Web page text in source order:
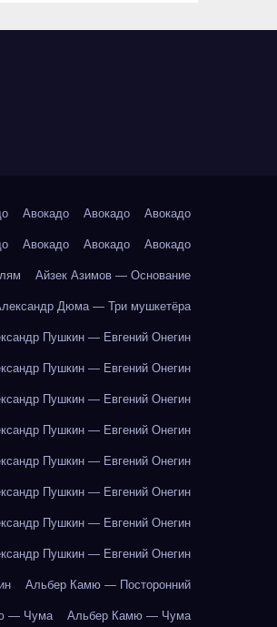
Авокадо Авокадо Авокадо
Авокадо Авокадо Авокадо
Айзек Азимов — Основание
Дюма — Три мушкетёра
Пушкин — Евгений Онегин
Пушкин — Евгений Онегин
Пушкин — Евгений Онегин
Пушкин — Евгений Онегин
Пушкин — Евгений Онегин
Пушкин — Евгений Онегин
Пушкин — Евгений Онегин
Пушкин — Евгений Онегин
Альбер Камю — Посторонний
— Чума Альбер Камю — Чума